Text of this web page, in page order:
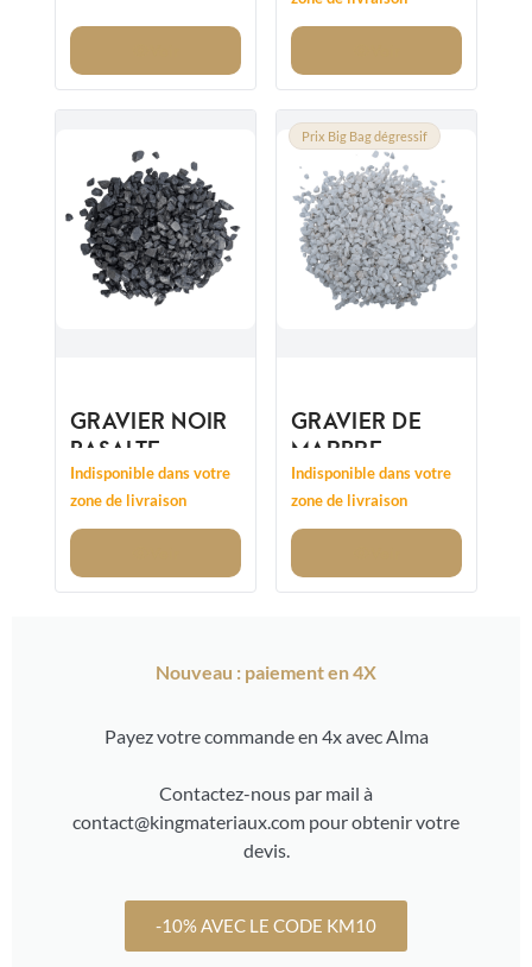
8/12MM
GRAVIER NOIR
BASALTE
14/20MM
CONCASSÉ
Indisponible dans votre
zone de livraison
Prix Big Bag dégressif
GRAVIER DE
MARBRE
CRISTAL
CONCASSÉ
8/12MM
Indisponible dans votre
zone de livraison
Nouveau : paiement en 4X
Payez votre commande en 4x avec Alma
Contactez-nous par mail à
contact@kingmateriaux.com pour obtenir votre
devis.
-10% AVEC LE CODE KM10